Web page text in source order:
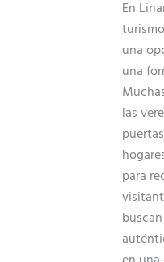
En
una
una
las
para